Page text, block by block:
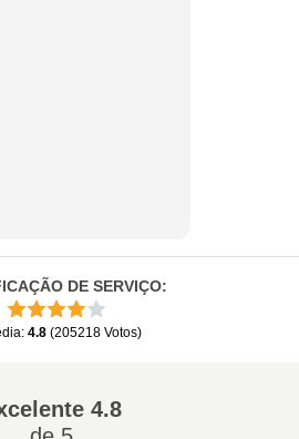
DE SERVIÇO:
: 4.8 (205218 Votos)
4.8